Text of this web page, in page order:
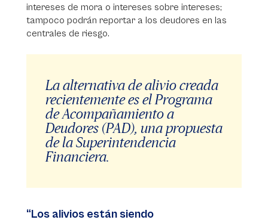
intereses de mora o intereses sobre intereses;
tampoco podrán reportar a los deudores en las
centrales de riesgo.
La alternativa de alivio creada
recientemente es el Programa
de Acompañamiento a
Deudores (PAD), una propuesta
de la Superintendencia
Financiera.
“Los alivios están siendo